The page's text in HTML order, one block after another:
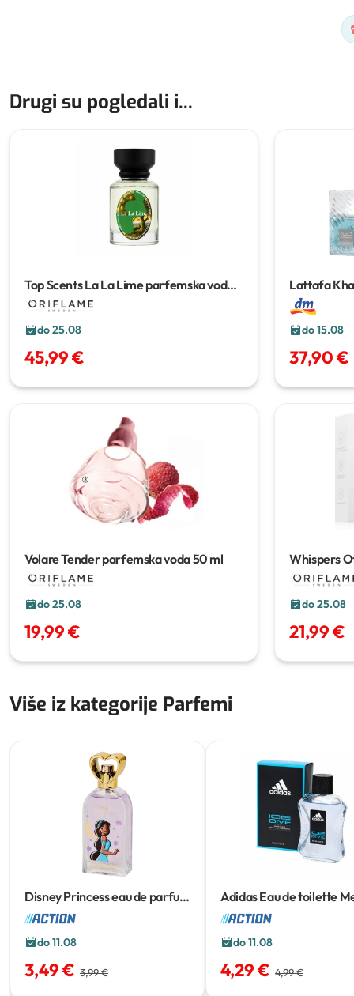
Drugi su pogledali i...
Top Scents La La Lime parfemska voda
50 ml
do 25.08
45,99 €
Lattafa
do 15.08
37,90 €
Volare Tender parfemska voda50 ml
do 25.08
19,99 €
Whispers
do 25.08
21,99 €
Više iz kategorije Parfemi
Disney Princess eau de parfum
50 ml
do 11.08
3,49 € 3,99 €
Adidas Eau de toilette
100 ml
do 11.08
4,29 € 4,99 €